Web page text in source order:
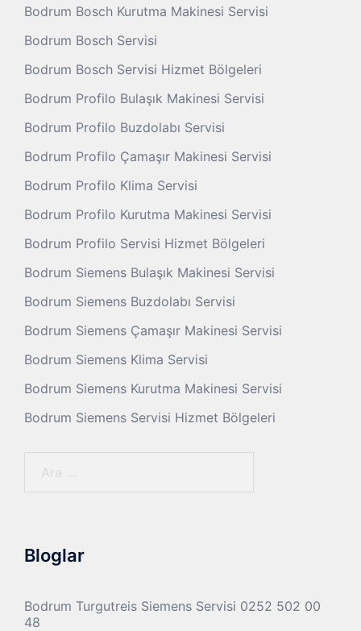
Bodrum Bosch Kurutma Makinesi Servisi
Bodrum Bosch Servisi
Bodrum Bosch Servisi Hizmet Bölgeleri
Bodrum Profilo Bulaşık Makinesi Servisi
Bodrum Profilo Buzdolabı Servisi
Bodrum Profilo Çamaşır Makinesi Servisi
Bodrum Profilo Klima Servisi
Bodrum Profilo Kurutma Makinesi Servisi
Bodrum Profilo Servisi Hizmet Bölgeleri
Bodrum Siemens Bulaşık Makinesi Servisi
Bodrum Siemens Buzdolabı Servisi
Bodrum Siemens Çamaşır Makinesi Servisi
Bodrum Siemens Klima Servisi
Bodrum Siemens Kurutma Makinesi Servisi
Bodrum Siemens Servisi Hizmet Bölgeleri
Bloglar
Bodrum Turgutreis Siemens Servisi 0252 502 00
48